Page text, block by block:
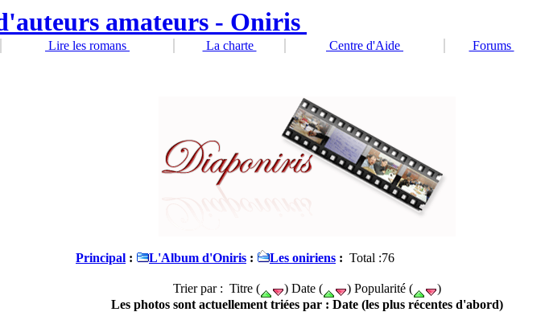
Lire les romans La charte Centre d'Aide
Forums
Principal : L'Album d'Oniris : Les oniriens : Total :76
Trier par : Titre ( ) Date ( ) Popularité (
)
Les photos sont actuellement triées par : Date (les plus récentes d'abord)